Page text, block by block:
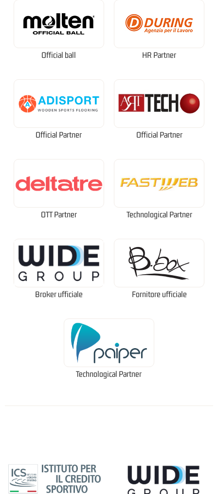
Official ball HR Partner
Official Partner Official Partner
OTT Partner Technological Partner
Broker ufficiale Fornitore ufficiale
Technological Partner